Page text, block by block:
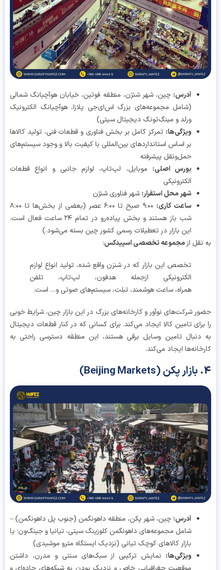
آدرس :چین، شهر شنژن، منطقه فوتین، خیابان هوآچیانگ شمالی
(شامل مجموعه‌های بزرگ اس‌ای‌جی پلازا، هوآچیانگ الکترونیک
ورلد و مینگ‌تونگ دیجیتال سیتی)
ویژگی‌ها:تمرکز کامل بر بخش فناوری و قطعات فنی، تولید کالاها
بر اساس استانداردهای بین‌المللی با کیفیت بالا و وجود سیستم‌های
حمل‌ونقل پیشرفته
بورس اصلی :موبایل، لپ‌تاپ، لوازم جانبی و انواع قطعات
الکترونیکی
شهر محل استقرار:شهر فناوری شنژن
ساعت کاری:
۹:۰۰ صبح تا ۶:۰۰ عصر (بعضی از بخش‌ها تا ۸:۰۰
شب باز هستند و بخش پیاده‌رو در تمام ۲۴ ساعت فعال است.
این بازار در تعطیلات رسمی کشور چین بسته می‌شود.)
از مجموعه تخصصی اسپیدکس:
تخصص این بازارکه در شنزن واقع شده، تولید انواع لوازم
الکترونیکی
ازجمله هدفون، لپ
تاپ، تلفن
ساعت هوشمند، تبلت، سیستمهایصوتی و…است.
شرکت‌های نوآور و کارخانه‌های بزرگ در این بازار چین، شرایط خوبی
تامین کالا ایجاد می‌کند. برای کسانی که در کنار قطعات دیجیتال
دنبال تامین وسایل برقی هستند، این منطقه دسترسی راحتی به
ایجاد می‌کند.
آدرس :چین، شهر پکن، منطقه داهونگمن (جنوب پل داهونگمن) –
شامل مجموعه‌های داهونگمن کلوزینگ سیتی، تیانیا و جینگ‌ون؛ یا
بازار کالاهای کوچک تیانی (نزدیک ایستگاه مترو موشیدی)
ویژگی‌ها:نمایش ترکیبی از سبک‌های سنتی و مدرن، داشتن